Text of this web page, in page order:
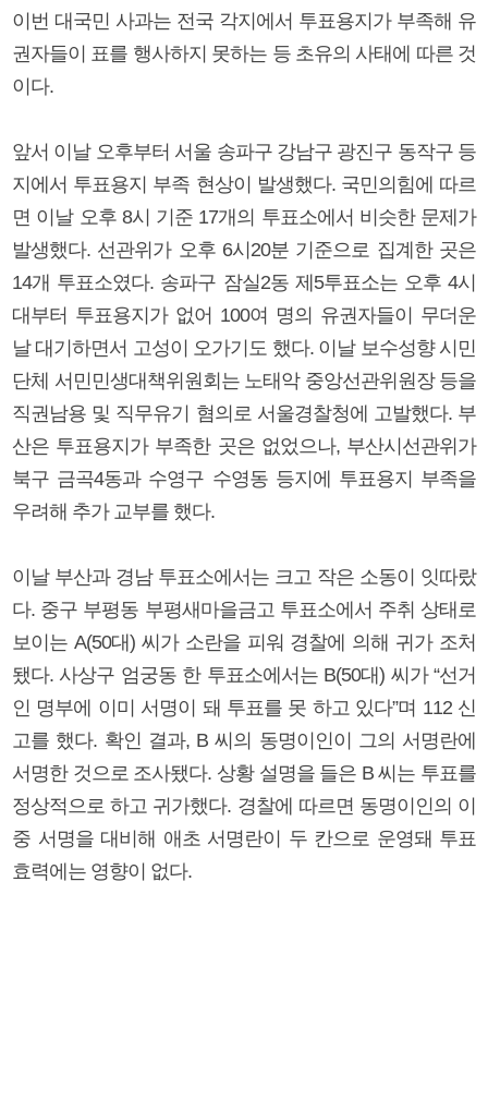
이번 대국민 사과는 전국 각지에서 투표용지가 부족해 유
권자들이 표를 행사하지 못하는 등 초유의 사태에 따른 것
이다.
앞서 이날 오후부터 서울 송파구 강남구 광진구 동작구 등
지에서 투표용지 부족 현상이 발생했다. 국민의힘에 따르
면 이날 오후 8시 기준 17개의 투표소에서 비슷한 문제가
발생했다. 선관위가 오후 6시20분 기준으로 집계한 곳은
14개 투표소였다. 송파구 잠실2동 제5투표소는 오후 4시
대부터 투표용지가 없어 100여 명의 유권자들이 무더운
날 대기하면서 고성이 오가기도 했다. 이날 보수성향 시민
단체 서민민생대책위원회는 노태악 중앙선관위원장 등을
직권남용 및 직무유기 혐의로 서울경찰청에 고발했다. 부
산은 투표용지가 부족한 곳은 없었으나, 부산시선관위가
북구 금곡4동과 수영구 수영동 등지에 투표용지 부족을
우려해 추가 교부를 했다.
이날 부산과 경남 투표소에서는 크고 작은 소동이 잇따랐
다. 중구 부평동 부평새마을금고 투표소에서 주취 상태로
보이는 A(50대) 씨가 소란을 피워 경찰에 의해 귀가 조처
됐다. 사상구 엄궁동 한 투표소에서는 B(50대) 씨가 “선거
인 명부에 이미 서명이 돼 투표를 못 하고 있다”며 112 신
고를 했다. 확인 결과, B 씨의 동명이인이 그의 서명란에
서명한 것으로 조사됐다. 상황 설명을 들은 B 씨는 투표를
정상적으로 하고 귀가했다. 경찰에 따르면 동명이인의 이
중 서명을 대비해 애초 서명란이 두 칸으로 운영돼 투표
효력에는 영향이 없다.